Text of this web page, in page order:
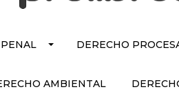
DERECHO
AMBIENTAL